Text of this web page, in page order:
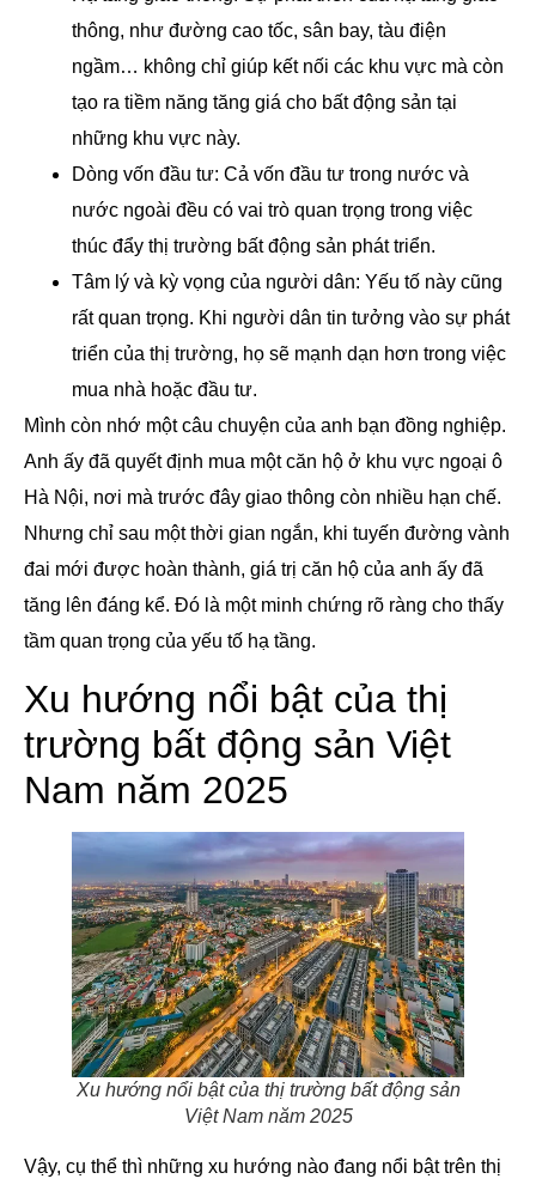
thông, như đường cao tốc, sân bay, tàu điện
ngầm… không chỉ giúp kết nối các khu vực mà còn
tạo ra tiềm năng tăng giá cho bất động sản tại
những khu vực này.
Dòng vốn đầu tư: Cả vốn đầu tư trong nước và
nước ngoài đều có vai trò quan trọng trong việc
thúc đẩy thị trường bất động sản phát triển.
Tâm lý và kỳ vọng của người dân: Yếu tố này cũng
rất quan trọng. Khi người dân tin tưởng vào sự phát
triển của thị trường, họ sẽ mạnh dạn hơn trong việc
mua nhà hoặc đầu tư.
Mình còn nhớ một câu chuyện của anh bạn đồng nghiệp.
Anh ấy đã quyết định mua một căn hộ ở khu vực ngoại ô
Hà Nội, nơi mà trước đây giao thông còn nhiều hạn chế.
Nhưng chỉ sau một thời gian ngắn, khi tuyến đường vành
đai mới được hoàn thành, giá trị căn hộ của anh ấy đã
tăng lên đáng kể. Đó là một minh chứng rõ ràng cho thấy
tầm quan trọng của yếu tố hạ tầng.
Xu hướng nổi bật của thị
trường bất động sản Việt
Nam năm 2025
Xu hướng nổi bật của thị trường bất động sản
Việt Nam năm 2025
Vậy, cụ thể thì những xu hướng nào đang nổi bật trên thị